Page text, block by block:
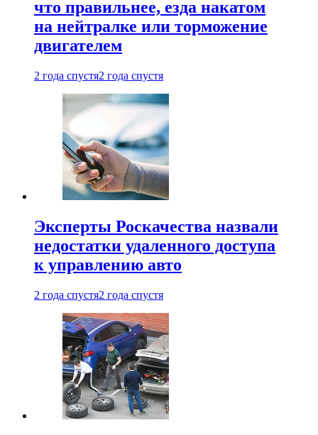
что правильнее, езда накатом
на нейтралке или торможение
двигателем
2 года спустя2 года спустя
Эксперты Роскачества назвали
недостатки удаленного доступа
к управлению авто
2 года спустя2 года спустя